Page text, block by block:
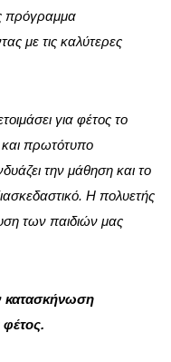
πρόγραμμα
με τις καλύτερες
για φέτος το
και πρωτότυπο
την μάθηση και το
Η πολυετής
των παιδιών μας
κατασκήνωση